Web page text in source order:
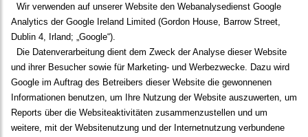
Wir verwenden auf unserer Website den Webanalysedienst Google
Analytics der Google Ireland Limited (Gordon House, Barrow Street,
Dublin 4, Irland; „Google“).
Die Datenverarbeitung dient dem Zweck der Analyse dieser Website
und ihrer Besucher sowie für Marketing- und Werbezwecke. Dazu wird
Google im Auftrag des Betreibers dieser Website die gewonnenen
Informationen benutzen, um Ihre Nutzung der Website auszuwerten, um
Reports über die Websiteaktivitäten zusammenzustellen und um
weitere, mit der Websitenutzung und der Internetnutzung verbundene